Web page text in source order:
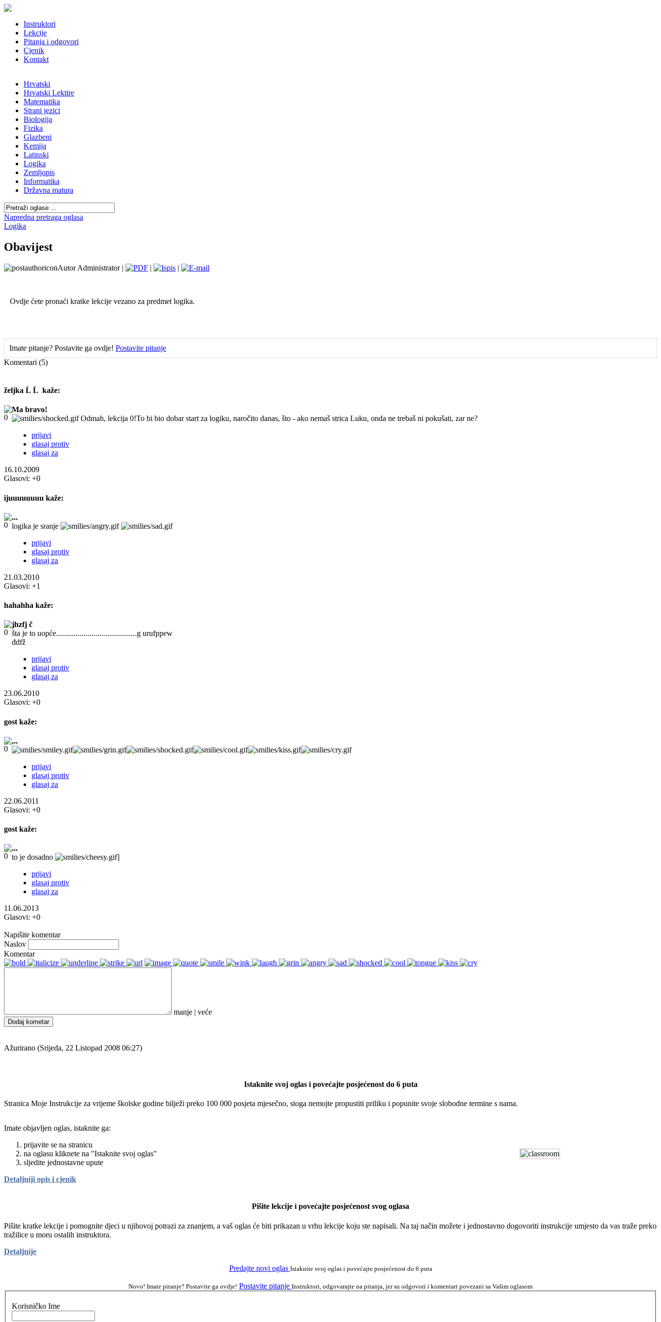
Instruktori
Lekcije
Pitanja i odgovori
Cjenik
Kontakt
Hrvatski
Hrvatski Lektire
Matematika
Strani jezici
Biologija
Fizika
Glazbeni
Kemija
Latinski
Logika
Zemljopis
Informatika
Državna matura
Napredna pretraga oglasa
Logika
Obavijest
Autor Administrator | | |
Ovdje ćete pronaći kratke lekcije vezano za predmet logika.
Imate pitanje? Postavite ga ovdje! Postavite pitanje
Komentari (5)
željka Ĺ Ĺ kaže:
Ma bravo!
Odmah, lekcija 0!To bi bio dobar start za logiku, naročito danas, što - ako nemaš strica Luku, onda ne trebaš ni pokušati, zar ne?
prijavi
glasaj protiv
glasaj za
16.10.2009
Glasovi: +0
ijuuuuuuuu kaže:
...
logika je sranje
prijavi
glasaj protiv
glasaj za
21.03.2010
Glasovi: +1
hahahha kaže:
jhzfj č
šta je to uopće.........................................g urufppew
đdfž
prijavi
glasaj protiv
glasaj za
23.06.2010
Glasovi: +0
gost kaže:
...
prijavi
glasaj protiv
glasaj za
22.06.2011
Glasovi: +0
gost kaže:
...
to je dosadno
]
prijavi
glasaj protiv
glasaj za
11.06.2013
Glasovi: +0
Napišite komentar
Naslov
Komentar
manje veće
Dodaj kometar
Ažurirano (Srijeda, 22 Listopad 2008 06:27)
Istaknite svoj oglas i povećajte posjećenost do 6 puta
Stranica Moje Instrukcije za vrijeme školske godine bilježi preko 100 000 posjeta mjesečno, stoga nemojte propustiti priliku i popunite svoje slobodne termine s nama.
Imate objavljen oglas, istaknite ga:
prijavite se na stranicu
na oglasu kliknete na "Istaknite svoj oglas"
sljedite jednostavne upute
Detaljniji opis i cjenik
Pišite lekcije i povećajte posjećenost svog oglasa
Pišite kratke lekcije i pomognite djeci u njihovoj potrazi za znanjem, a vaš oglas će biti prikazan u vrhu lekcije koju ste napisali. Na taj način možete i jednostavno dogovoriti instrukcije umjesto da vas traže preko
tražilice u moru ostalih instruktora.
Detaljnije
Predajte novi oglas Istaknite svoj oglas i povećajte posjećenost do 6 puta
Novo! Imate pitanje? Postavite ga ovdje! Postavite pitanje Instruktori, odgovarajte na pitanja, jer su odgovori i komentari povezani sa Vašim oglasom
Korisničko Ime